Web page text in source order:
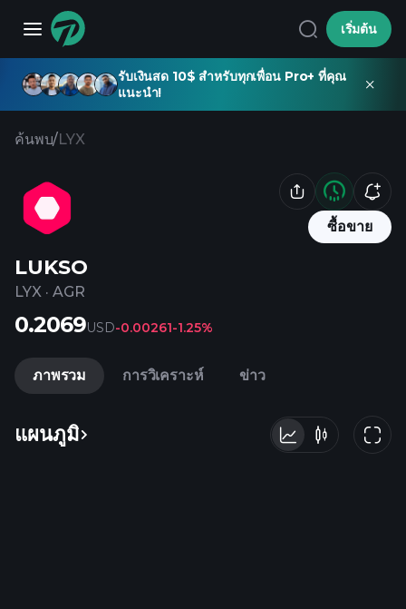
เริ่มต้น
รับเงินสด 10$ สำหรับทุกเพื่อน Pro+ ที่คุณ
แนะนำ!
ค้นพบ/LYX
ซื้อขาย
LUKSO
LYX · AGR
0.2069USD-0.00261-1.25%
ภาพรวม การวิเคราะห์ ข่าว
แผนภูมิ